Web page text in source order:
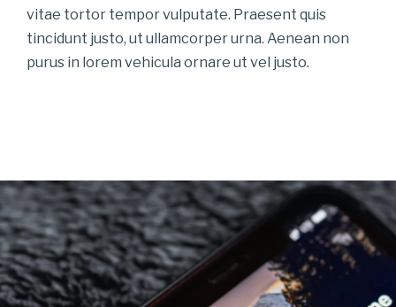
vitae tortor tempor vulputate. Praesent quis
tincidunt justo, ut ullamcorper urna. Aenean non
purus in lorem vehicula ornare ut vel justo.